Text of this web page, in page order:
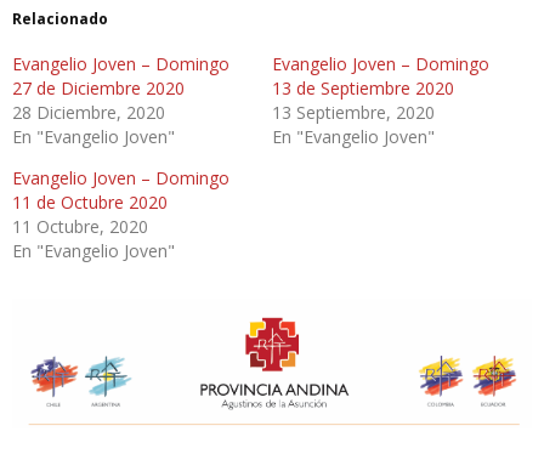
Relacionado
Evangelio Joven – Domingo
27 de Diciembre 2020
28 Diciembre, 2020
En "Evangelio Joven"
Evangelio Joven – Domingo
13 de Septiembre 2020
13 Septiembre, 2020
En "Evangelio Joven"
Evangelio Joven – Domingo
11 de Octubre 2020
11 Octubre, 2020
En "Evangelio Joven"